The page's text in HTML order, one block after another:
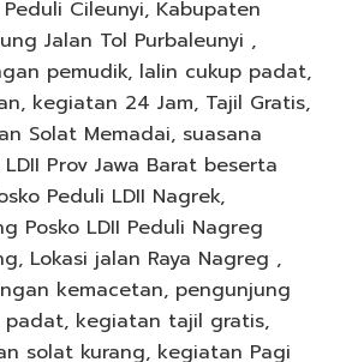
Peduli Cileunyi, Kabupaten
Jalan Tol Purbaleunyi ,
pemudik, lalin cukup padat,
kegiatan 24 Jam, Tajil Gratis,
Solat Memadai, suasana
Prov Jawa Barat beserta
Peduli LDII Nagrek,
Posko LDII Peduli Nagreg
Lokasi jalan Raya Nagreg ,
kemacetan, pengunjung
padat, kegiatan tajil gratis,
solat kurang, kegiatan Pagi